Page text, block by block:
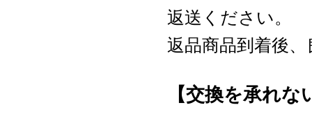
返送ください。
返品商品到着後
【交換を承れな